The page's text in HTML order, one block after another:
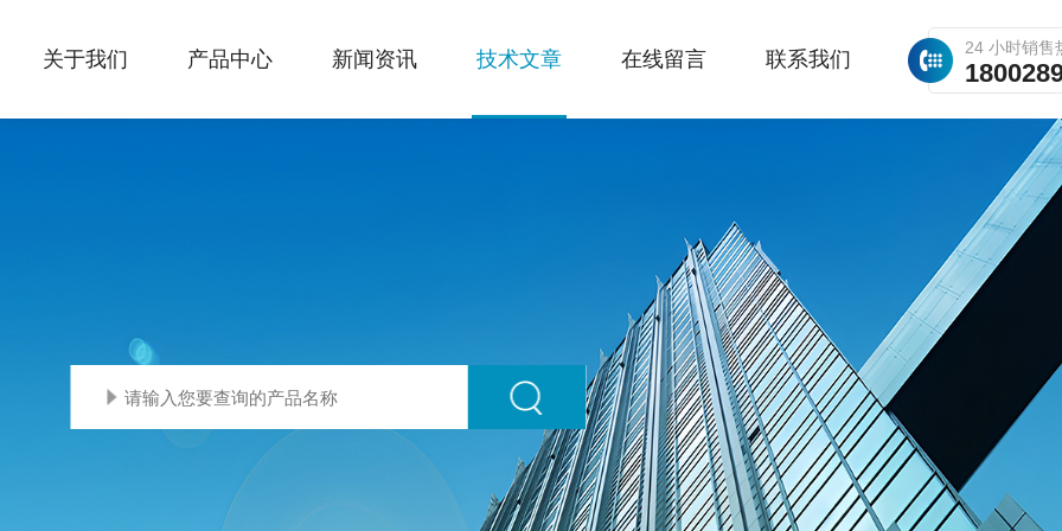
24 小时销售
关于我们 产品中心 新闻资讯 技术文章 在线留言 联系我们